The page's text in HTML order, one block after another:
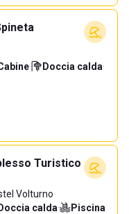
· Doccia calda·
Turistico
Volturno
Doccia calda·
Piscina